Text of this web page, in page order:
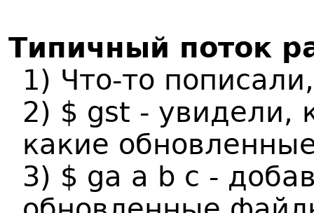
Типичный поток
1) Что-то
2) $ gst - увидели,
какие
3) $ ga a b c -